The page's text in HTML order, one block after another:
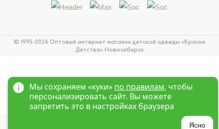
© 1995-2026 Оптовый интернет магазин детской одежды «Краски
Детства» Новосибирск
Мы сохраняем «куки» по правилам, чтобы
персонализировать сайт. Вы можете
запретить это в настройках браузера
Ясно